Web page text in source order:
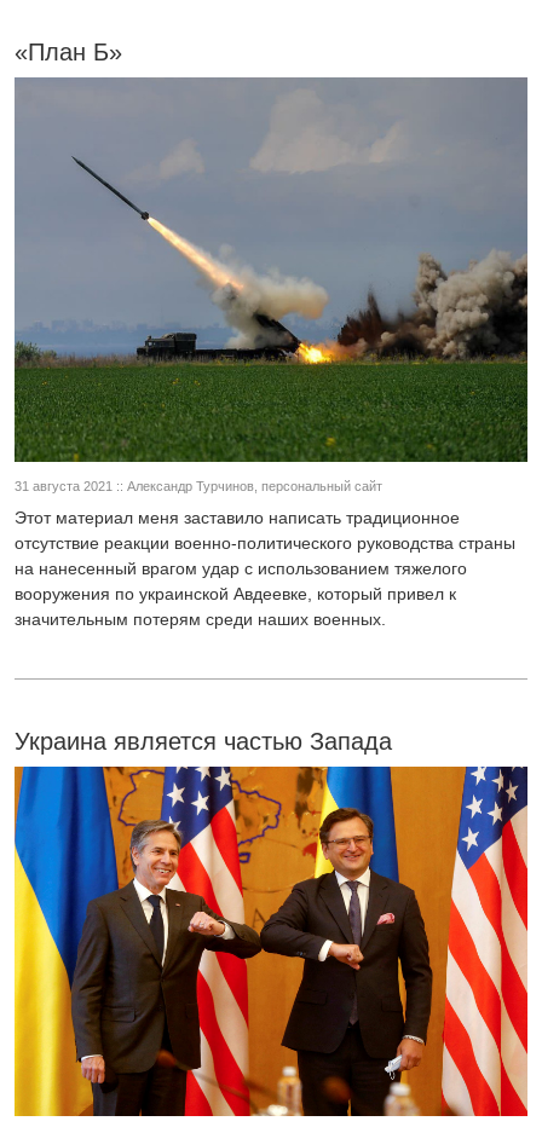
«План Б»
31 августа 2021 :: Александр Турчинов, персональный сайт
Этот материал меня заставило написать традиционное
отсутствие реакции военно-политического руководства страны
на нанесенный врагом удар с использованием тяжелого
вооружения по украинской Авдеевке, который привел к
значительным потерям среди наших военных.
Украина является частью Запада